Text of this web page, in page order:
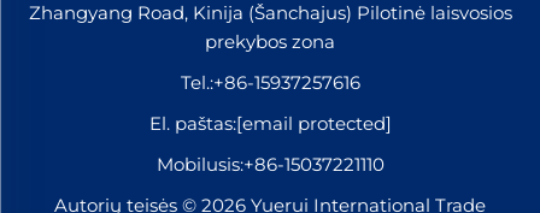
Zhangyang Road, Kinija (Šanchajus) Pilotinė laisvosios
prekybos zona
Tel.:+86-15937257616
El. paštas:[email protected]
Mobilusis:+86-15037221110
Autorių teisės © 2026 Yuerui International Trade